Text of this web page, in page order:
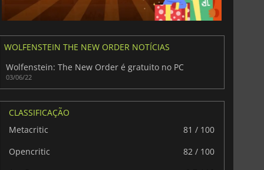
WOLFENSTEIN THE NEW ORDER NOTÍCIAS
Wolfenstein: The New Order é gratuito no PC
03/06/22
CLASSIFICAÇÃO
Metacritic
81 / 100
Opencritic
82 / 100